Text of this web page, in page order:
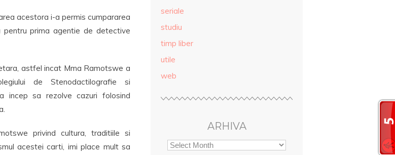
acestora i-a permis cumpararea
pentru prima agentie de detective
astfel incat Mma Ramotswe a
de Stenodactilografie si
incep sa rezolve cazuri folosind
privind cultura, traditiile si
acestei carti, imi place mult sa
seriale
studiu
timp liber
utile
web
ARHIVA